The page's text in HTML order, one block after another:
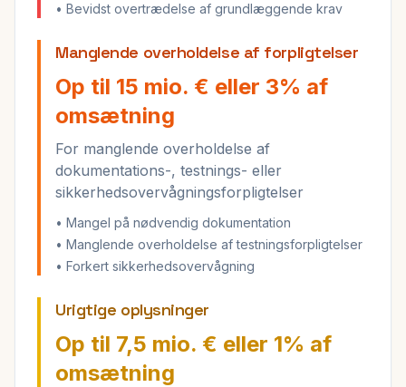
• Bevidst overtrædelse af grundlæggende krav
Manglende overholdelse af forpligtelser
Op til 15 mio. € eller 3% af
omsætning
For manglende overholdelse af
dokumentations-, testnings- eller
sikkerhedsovervågningsforpligtelser
• Mangel på nødvendig dokumentation
• Manglende overholdelse af testningsforpligtelser
• Forkert sikkerhedsovervågning
Urigtige oplysninger
Op til 7,5 mio. € eller 1% af
omsætning